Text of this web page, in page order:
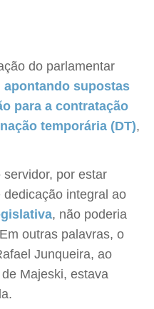
do parlamentar
apontando supostas
para a contratação
temporária (DT),
por estar
integral ao
, não poderia
outras palavras, o
Junqueira, ao
Majeski, estava